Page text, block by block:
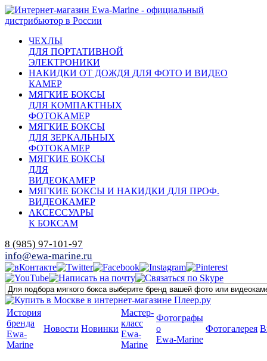
ЧЕХЛЫ
ДЛЯ ПОРТАТИВНОЙ
ЭЛЕКТРОНИКИ
НАКИДКИ ОТ ДОЖДЯ ДЛЯ ФОТО И ВИДЕО
КАМЕР
МЯГКИЕ БОКСЫ
ДЛЯ КОМПАКТНЫХ
ФОТОКАМЕР
МЯГКИЕ БОКСЫ
ДЛЯ ЗЕРКАЛЬНЫХ
ФОТОКАМЕР
МЯГКИЕ БОКСЫ
ДЛЯ
ВИДЕОКАМЕР
МЯГКИЕ БОКСЫ И НАКИДКИ ДЛЯ ПРОФ.
ВИДЕОКАМЕР
АКСЕССУАРЫ
К БОКСАМ
8 (985) 97-101-97
info@ewa-marine.ru
История
бренда
Ewa-
Marine
Новости Новинки
Мастер-
класс
Ewa-
Marine
Фотографы
о
Ewa-Marine
Фотогалерея